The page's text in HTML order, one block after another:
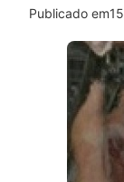
Publicado em